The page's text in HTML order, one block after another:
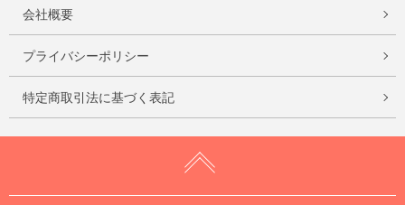
会社概要
プライバシーポリシー
特定商取引法に基づく表記